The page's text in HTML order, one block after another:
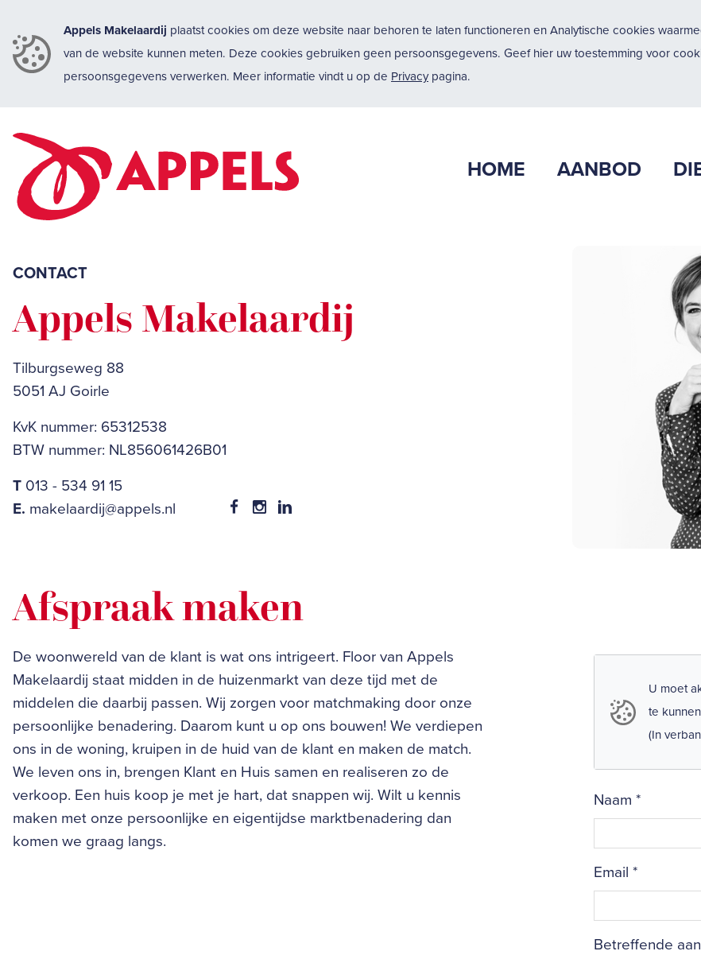
Appels Makelaardij plaatst cookies om deze website naar behoren te laten functioneren en Analytische cookies
van de website kunnen meten. Deze cookies gebruiken geen persoonsgegevens. Geef hier uw toestemming voor
persoonsgegevens verwerken. Meer informatie vindt u op de Privacypagina.
HOME AANBOD
CONTACT
Appels Makelaardij
Tilburgseweg 88
5051 AJ Goirle
KvK nummer: 65312538
BTW nummer: NL856061426B01
T 013 - 534 91 15
E. makelaardij@appels.nl
Afspraak maken
De woonwereld van de klant is wat ons intrigeert. Floor van Appels
Makelaardij staat midden in de huizenmarkt van deze tijd met de
middelen die daarbij passen. Wij zorgen voor matchmaking door onze
persoonlijke benadering. Daarom kunt u op ons bouwen! We verdiepen
ons in de woning, kruipen in de huid van de klant en maken de match.
We leven ons in, brengen Klant en Huis samen en realiseren zo de
verkoop. Een huis koop je met je hart, dat snappen wij. Wilt u kennis
maken met onze persoonlijke en eigentijdse marktbenadering dan
komen we graag langs.
U moet
te
(In
Naam *
Email *
Betreffende